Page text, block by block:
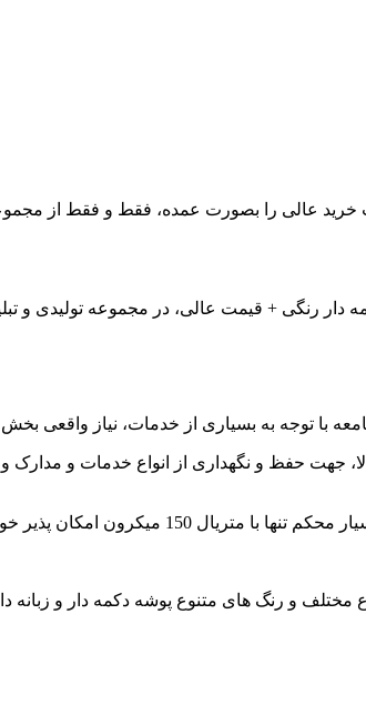
عالی را بصورت عمده، فقط و فقط از مجموعه
جهت حفظ و نگهداری از انواع خدمات و مدارک و